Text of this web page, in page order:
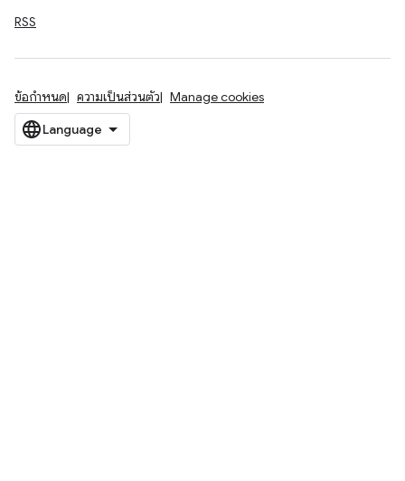
RSS
ข้อกำหนด ความเป็นส่วนตัว Manage cookies